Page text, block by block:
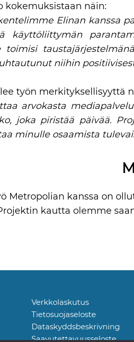
kokemuksistaan näin:
Elinan kanssa
käyttöliittymän
toimisi
niihin
työn merkityksellisyyttä
arvokasta
joka piristää päivää.
minulle osaamista
Metropolian kanssa on
kautta olemme
Verkkolaskutus
Tietosuojaseloste
Dataskyddsbeskrivning
Saavutettavuusseloste